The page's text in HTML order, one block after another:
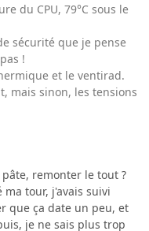
du CPU, 79°C sous le
sécurité que je pense
!
et le ventirad.
mais sinon, les tensions
remonter le tout ?
ma tour, j'avais suivi
que ça date un peu, et
je ne sais plus trop